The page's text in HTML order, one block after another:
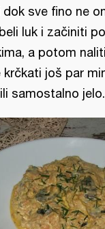
sve fino ne
luk i začiniti
a potom
krčkati još par
samostalno jelo.